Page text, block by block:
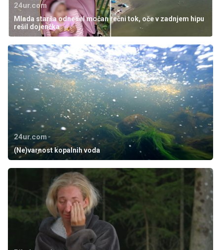
24ur.com
Mlada starša odnesel močan rečni tok, oče v zadnjem hipu
rešil dojenčka
24ur.com
(Ne)varnost kopalnih voda